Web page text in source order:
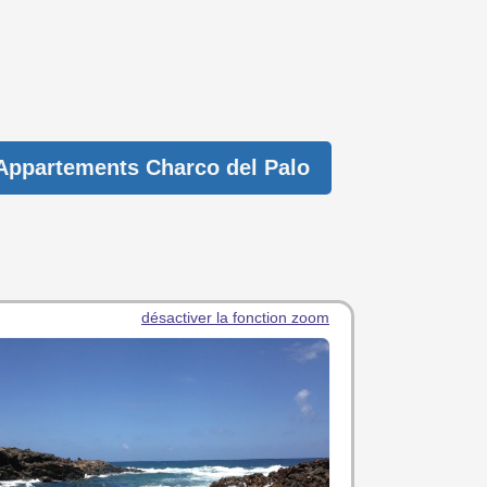
Charco del Palo
désactiver la fonction zoom